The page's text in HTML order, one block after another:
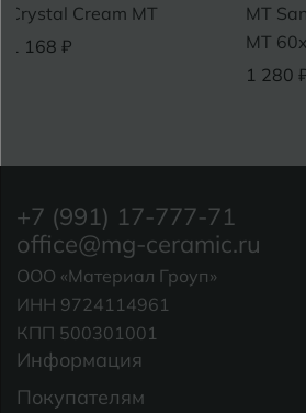
Crystal Cream МТ
1 168 ₽
MT
MT
1 280
Информация
Покупателям
+7 (991) 17-777-71
office@mg-ceramic.ru
ООО «Материал Гроуп»
ИНН 9724114961
КПП 500301001